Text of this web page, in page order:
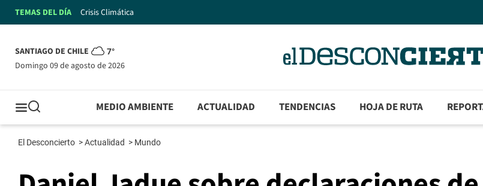
TEMAS DEL DÍA Crisis Climática
SANTIAGO DE CHILE 7°
domingo 09 de agosto de 2026
MEDIO AMBIENTE ACTUALIDAD TENDENCIAS HOJA DE RUTA
El Desconcierto >Actualidad > Mundo